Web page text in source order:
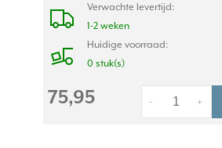
Verwachte levertijd:
1-2 weken
Huidige voorraad:
0 stuk(s)
75,95 +
-